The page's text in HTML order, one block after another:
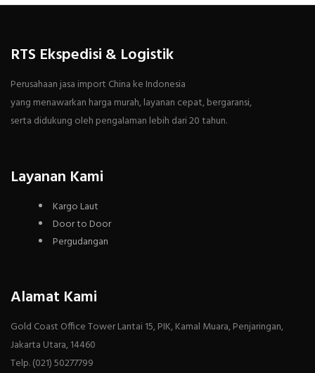
RTS Ekspedisi & Logistik
Perusahaan jasa import China ke Indonesia
yang menawarkan harga murah, layanan cepat, bergaransi,
serta didukung oleh pengalaman lebih dari 20 tahun.
Layanan Kami
Kargo Laut
Door to Door
Pergudangan
Alamat Kami
Gold Coast Office Tower Lantai 15, PIK, Kamal Muara, Penjaringan,
Jakarta Utara, 14460
Telp. (021) 50277799